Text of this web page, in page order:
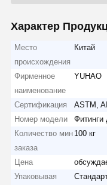
Характер
Место
происхождения
Китай
Фирменное
наименование
YUHAO
Сертификация
ASTM,
Номер модели
Фитинги
Количество мин
заказа
100 кг
Цена
Упаковывая